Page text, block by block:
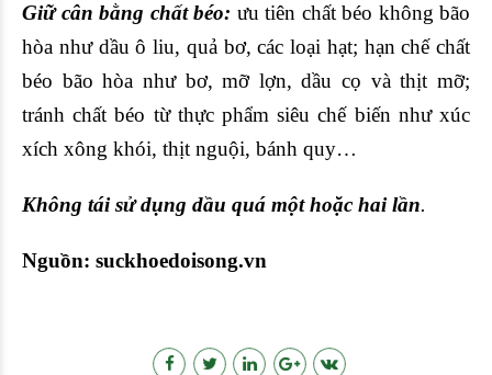
Giữ cân bằng chất béo: ưu tiên chất béo không bão
hòa như dầu ô liu, quả bơ, các loại hạt; hạn chế chất
béo bão hòa như bơ, mỡ lợn, dầu cọ và thịt mỡ;
tránh chất béo từ thực phẩm siêu chế biến như xúc
xích xông khói, thịt nguội, bánh quy…
Không tái sử dụng dầu quá một hoặc hai lần.
Nguồn: suckhoedoisong.vn